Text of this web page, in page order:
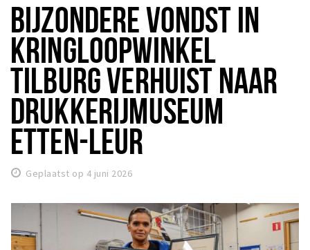
Eten
Drinken
Slapen
Recreatief
Winkels
Winkelgebieden
Parkeren
Bezienswaardigheden
Musea, theaters & podia
BIJZONDERE VONDST IN
KRINGLOOPWINKEL
TILBURG VERHUIST NAAR
DRUKKERIJMUSEUM
ETTEN-LEUR
Geplaatst op 4 juni 2026